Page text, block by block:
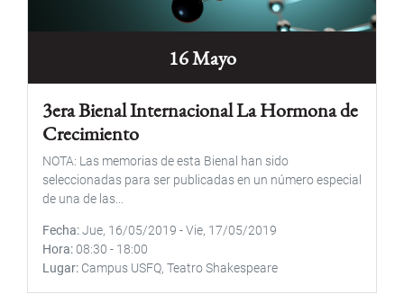
16 Mayo
3era Bienal Internacional La Hormona de
Crecimiento
NOTA: Las memorias de esta Bienal han sido
seleccionadas para ser publicadas en un número especial
de una de las...
Fecha Jue, 16/05/2019 -Vie, 17/05/2019
Hora 08:30 - 18:00
Lugar Campus USFQ, Teatro Shakespeare